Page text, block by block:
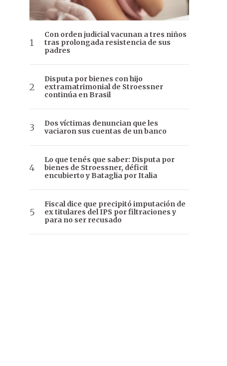
Con orden judicial vacunan a tres niños
tras prolongada resistencia de sus
padres
Disputa por bienes con hijo
extramatrimonial de Stroessner
continúa en Brasil
Dos víctimas denuncian que les
vaciaron sus cuentas de un banco
Lo que tenés que saber: Disputa por
bienes de Stroessner, déficit
encubierto y Bataglia por Italia
Fiscal dice que precipitó imputación de
ex titulares del IPS por filtraciones y
para no ser recusado